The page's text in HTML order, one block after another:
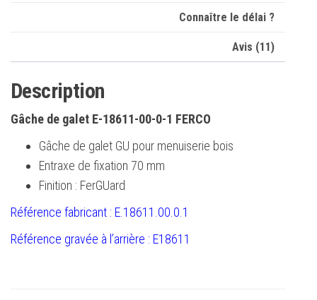
Connaître le délai ?
Avis (11)
Description
Gâche de galet E-18611-00-0-1 FERCO
Gâche de galet GU pour menuiserie bois
Entraxe de fixation 70 mm
Finition : FerGUard
Référence fabricant : E.18611.00.0.1
Référence gravée à l’arrière : E18611